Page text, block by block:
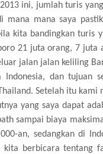
ini, jumlah turis
mana saya
kita bandingkan turis
21 juta orang, 7 juta
jalan jalan keliling
dan tujuan
Setelah itu kami
yang saya dapat
sampai biaya
an, sedangkan di
berbicara tentang